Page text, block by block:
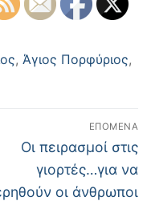
, Άγιος Πορφύριος,
ΕΠΌΜΕΝΑ
Επόμενο
άρθρο:
Οι πειρασμοί στις
γιορτές…για να
οι άνθρωποι